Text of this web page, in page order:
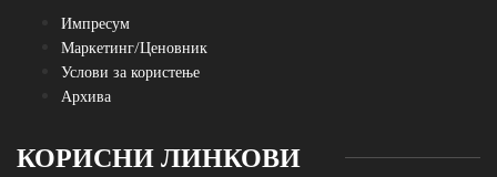
Импресум
Маркетинг/Ценовник
Услови за користење
Архива
КОРИСНИ ЛИНКОВИ